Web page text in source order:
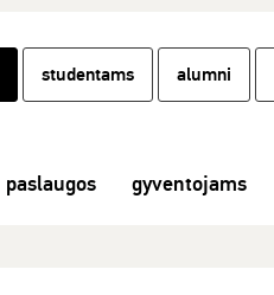
studentams alumni
paslaugos gyventojams